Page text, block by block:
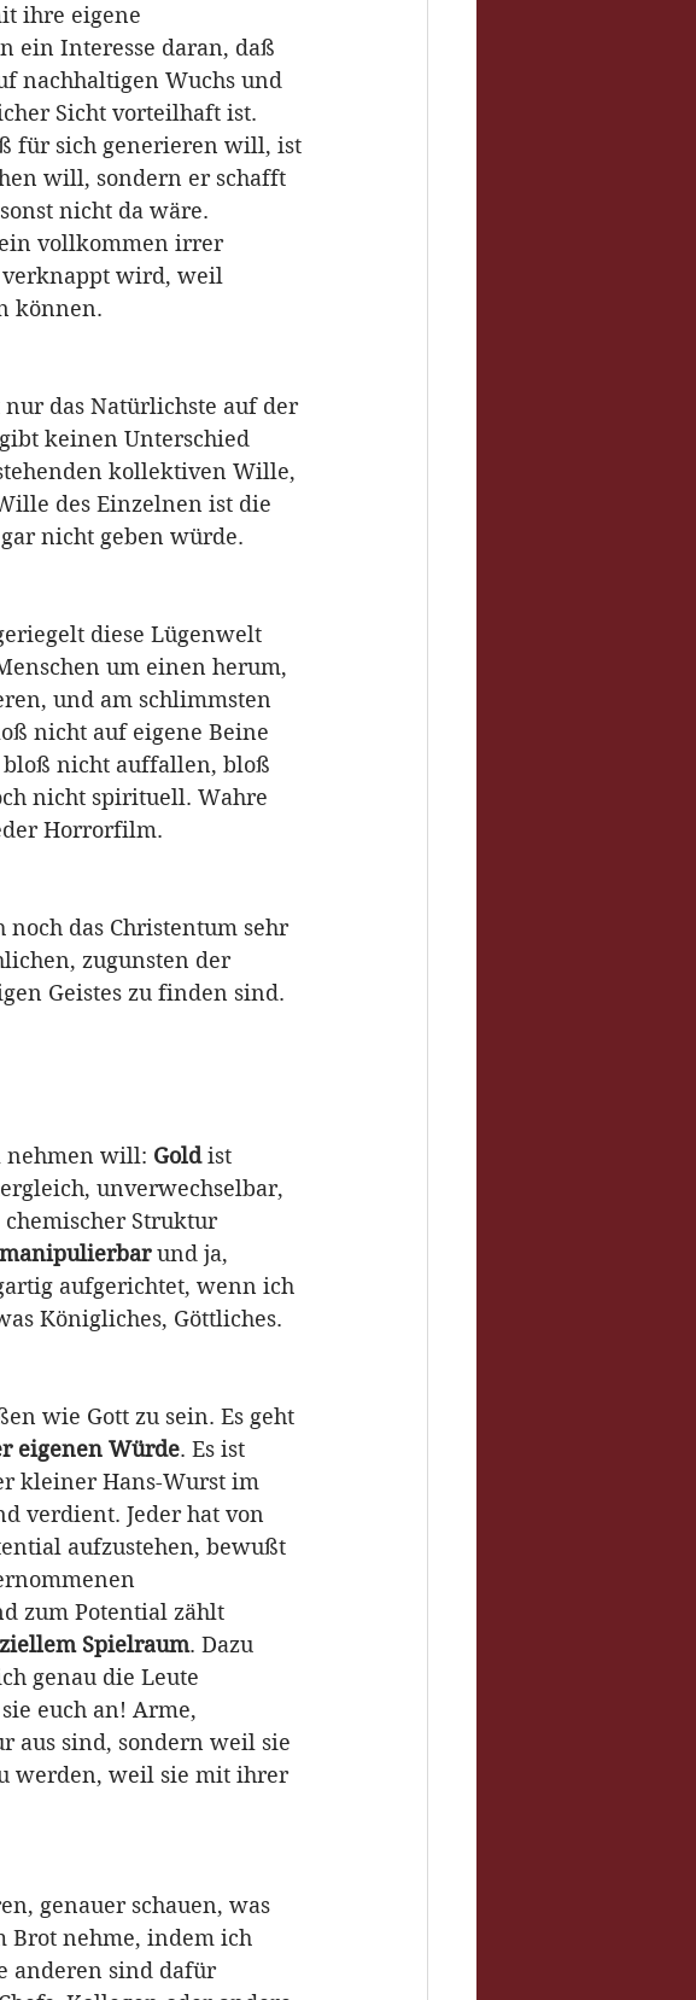
ihre eigene
ein Interesse daran, daß
nachhaltigen Wuchs und
Sicht vorteilhaft ist.
für sich generieren will, ist
will, sondern er schafft
nicht da wäre.
ein vollkommen irrer
verknappt wird, weil
können.
nur das Natürlichste auf der
keinen Unterschied
kollektiven Wille,
des Einzelnen ist die
nicht geben würde.
diese Lügenwelt
um einen herum,
und am schlimmsten
nicht auf eigene Beine
nicht auffallen, bloß
nicht spirituell. Wahre
Horrorfilm.
das Christentum sehr
zugunsten der
Geistes zu finden sind.
nehmen will:
Gold ist
unverwechselbar,
Struktur
und ja,
aufgerichtet, wenn ich
Königliches, Göttliches.
wie Gott zu sein. Es geht
eigenen Würde. Es ist
kleiner Hans-Wurst im
verdient. Jeder hat von
aufzustehen, bewußt
zum Potential zählt
Spielraum. Dazu
genau die Leute
euch an! Arme,
aus sind, sondern weil sie
werden, weil sie mit ihrer
genauer schauen, was
Brot nehme, indem ich
anderen sind dafür